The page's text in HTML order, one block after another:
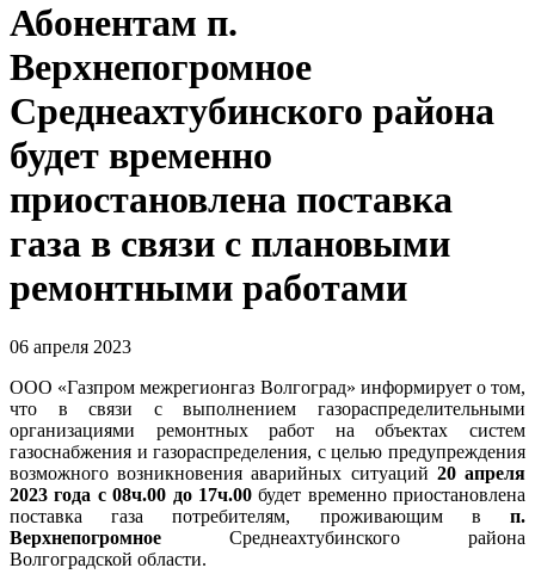
Абонентам п.
Верхнепогромное
Среднеахтубинского района
будет временно
приостановлена поставка
газа в связи с плановыми
ремонтными работами
06 апреля 2023
ООО «Газпром межрегионгаз Волгоград» информирует о том,
что в связи с выполнением газораспределительными
организациями ремонтных работ на объектах систем
газоснабжения и газораспределения, с целью предупреждения
возможного возникновения аварийных ситуаций 20 апреля
2023 года с 08ч.00 до 17ч.00будет временно приостановлена
поставка газа потребителям, проживающим в п.
Верхнепогромное Среднеахтубинского района
Волгоградской области.